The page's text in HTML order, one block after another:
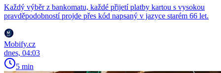
Každý výběr z bankomatu, každé přijetí platby kartou s vysokou
pravděpodobností projde přes kód napsaný v jazyce starém 66 let.
Mobify.cz
dnes, 04:03
5 min